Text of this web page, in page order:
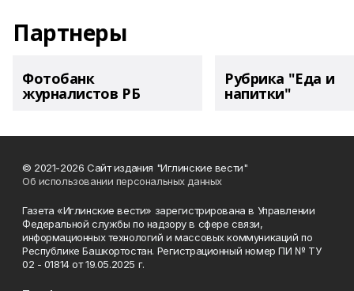
Партнеры
Фотобанк
журналистов РБ
Рубрика "Еда и
напитки"
© 2021-2026 Сайт издания "Иглинские вести"
Об использовании персональных данных
Газета «Иглинские вести» зарегистрирована в Управлении
Федеральной службы по надзору в сфере связи,
информационных технологий и массовых коммуникаций по
Республике Башкортостан. Регистрационный номер ПИ № ТУ
02 - 01814 от 19.05.2025 г.